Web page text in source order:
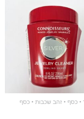
• כסף • זהב שכבות • כסף